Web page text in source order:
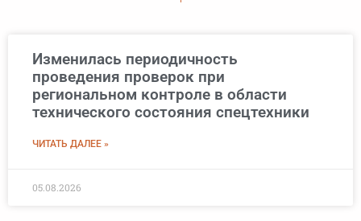
Изменилась периодичность
проведения проверок при
региональном контроле в области
технического состояния спецтехники
ЧИТАТЬ ДАЛЕЕ »
05.08.2026